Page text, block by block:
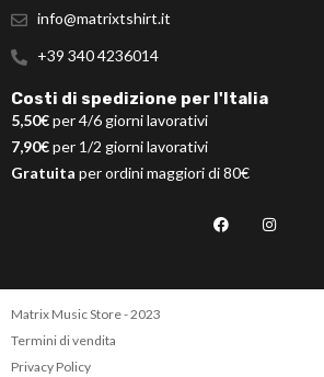
info@matrixtshirt.it
+39 340 4236014
Costi di spedizione per l'Italia
5,50€per 4/6 giorni lavorativi
7,90€per 1/2 giorni lavorativi
Gratuita per ordini maggiori di 80€
Matrix Music Store - 2023
Termini di vendita
Privacy Policy